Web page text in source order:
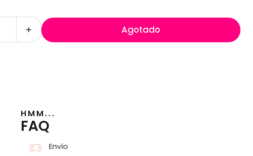
Agotado
HMM...
FAQ
Envío